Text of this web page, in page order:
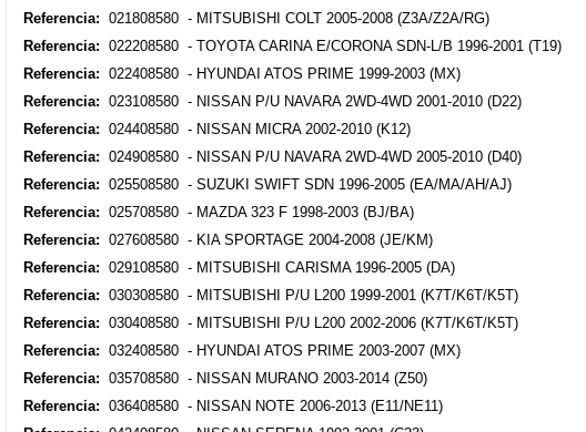
Referencia: 021808580 - MITSUBISHI COLT 2005-2008 (Z3A/Z2A/RG)
Referencia: 022208580 - TOYOTA CARINA E/CORONA SDN-L/B 1996-2001 (T19)
Referencia: 022408580 - HYUNDAI ATOS PRIME 1999-2003 (MX)
Referencia: 023108580 - NISSAN P/U NAVARA 2WD-4WD 2001-2010 (D22)
Referencia: 024408580 - NISSAN MICRA 2002-2010 (K12)
Referencia: 024908580 - NISSAN P/U NAVARA 2WD-4WD 2005-2010 (D40)
Referencia: 025508580 - SUZUKI SWIFT SDN 1996-2005 (EA/MA/AH/AJ)
Referencia: 025708580 - MAZDA 323 F 1998-2003 (BJ/BA)
Referencia: 027608580 - KIA SPORTAGE 2004-2008 (JE/KM)
Referencia: 029108580 - MITSUBISHI CARISMA 1996-2005 (DA)
Referencia: 030308580 - MITSUBISHI P/U L200 1999-2001 (K7T/K6T/K5T)
Referencia: 030408580 - MITSUBISHI P/U L200 2002-2006 (K7T/K6T/K5T)
Referencia: 032408580 - HYUNDAI ATOS PRIME 2003-2007 (MX)
Referencia: 035708580 - NISSAN MURANO 2003-2014 (Z50)
Referencia: 036408580 - NISSAN NOTE 2006-2013 (E11/NE11)